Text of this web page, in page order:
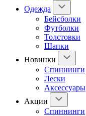
Одежда
Бейсболки
Футболки
Толстовки
Шапки
Новинки
Спиннинги
Лески
Аксессуары
Акции
Спиннинги